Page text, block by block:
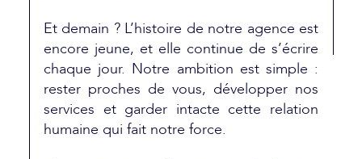
Et demain ? L’histoire de notre agence est
encore jeune, et elle continue de s’écrire
chaque jour. Notre ambition est simple :
rester proches de vous, développer nos
services et garder intacte cette relation
humaine qui fait notre force.